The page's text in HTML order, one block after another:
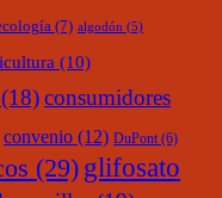
(7) algodón (5)
(10)
(18)consumidores
convenio (12) DuPont (6)
(29) glifosato